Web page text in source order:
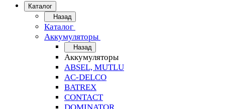
Каталог
Назад
Каталог
Аккумуляторы
Назад
Аккумуляторы
ABSEL, MUTLU
AC-DELCO
BATREX
CONTACT